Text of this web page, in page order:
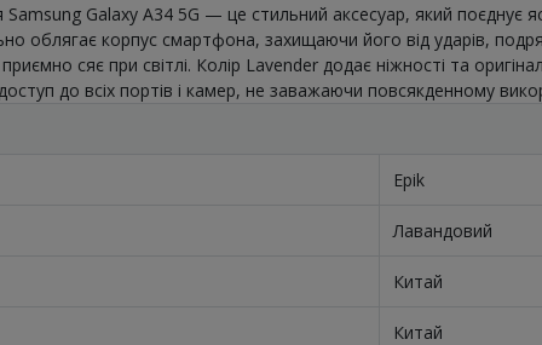
Galaxy A34 5G — це стильний аксесуар, який поєднує
облягає корпус смартфона, захищаючи його від ударів,
сяє при світлі. Колір Lavender додає ніжності та
до всіх портів і камер, не заважаючи повсякденному
Epik
Лавандовий
Китай
Китай